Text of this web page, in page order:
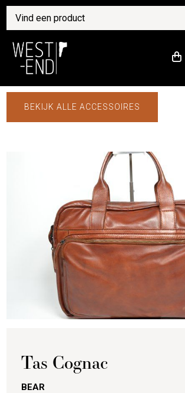
BEKIJK ALLE ACCESSOIRES
Tas Cognac
BEAR